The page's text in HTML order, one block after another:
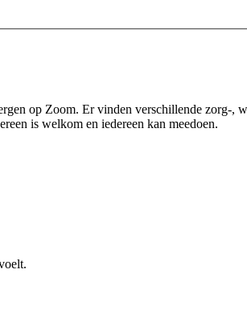
op Zoom. Er vinden verschillende zorg-
is welkom en iedereen kan meedoen.